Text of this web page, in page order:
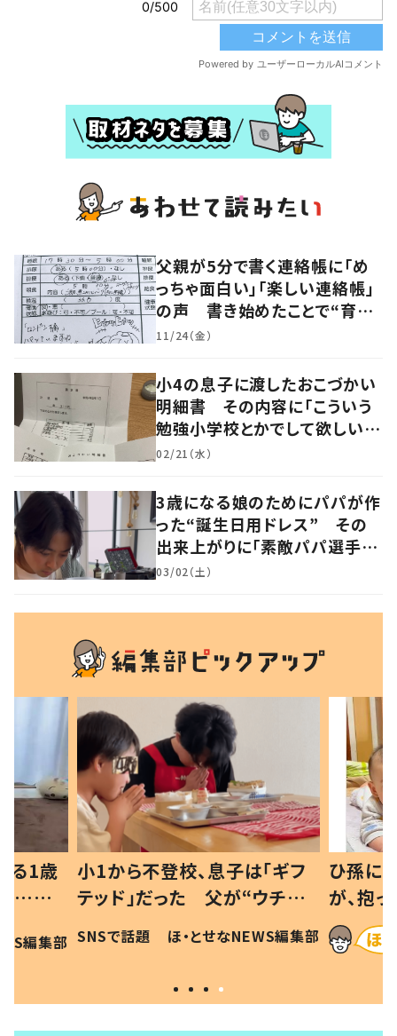
父親が5分で書く連絡帳に「め
っちゃ面白い」「楽しい連絡帳」
の声 書き始めたことで“育児
に変化”も
11/24（金）
小4の息子に渡したおこづかい
明細書 その内容に「こういう
勉強小学校とかでして欲しい」
「社会勉強になりますね」の声
02/21（水）
3歳になる娘のためにパパが作
った“誕生日用ドレス” その
出来上がりに「素敵パパ選手権
優勝」「パパさんカッコいい」の
03/02（土）
る1歳
…母
現行
編集部
小1から不登校、息子は「ギフ
テッド」だった 父が“ウチ給
食”を作り続ける理由とは #令
和の親 #令和の子
SNSで話題 ほ・とせなNEWS編集部
ひ孫に
が、抱
に「涙
方ない」